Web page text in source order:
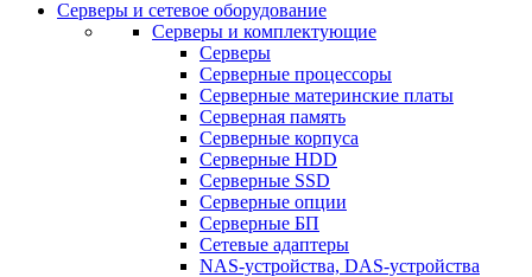
Серверы и сетевое оборудование
Серверы и комплектующие
Серверы
Серверные процессоры
Серверные материнские платы
Серверная память
Серверные корпуса
Серверные HDD
Серверные SSD
Серверные опции
Серверные БП
Сетевые адаптеры
NAS-устройства, DAS-устройства